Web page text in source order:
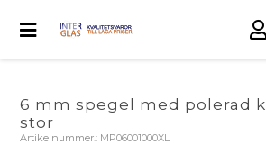
6 mm spegel med polerad
stor
Artikelnummer.: MP06001000XL